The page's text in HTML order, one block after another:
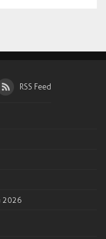
RSS Feed
2026